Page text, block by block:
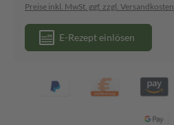
Preise inkl. MwSt. ggf. zzgl. Versandkosten
E-Rezept einlösen